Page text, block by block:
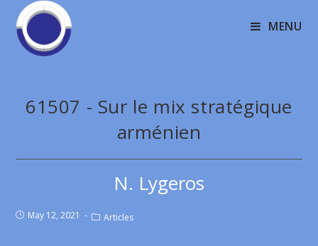
MENU
61507 - Sur le mix stratégique
arménien
Ν. Lygeros
May 12, 2021 Articles